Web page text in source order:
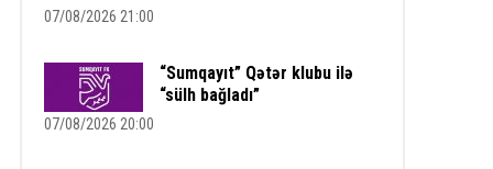
07/08/2026 21:00
“Sumqayıt” Qətər klubu ilə
“sülh bağladı”
07/08/2026 20:00